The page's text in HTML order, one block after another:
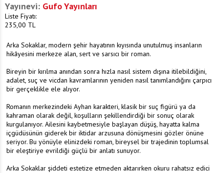
Yayınevi: Gufo Yayınları
Liste Fiyatı:
235,00 TL
Arka Sokaklar, modern şehir hayatının kıyısında unutulmuş insanların
hikâyesini merkeze alan, sert ve sarsıcı bir roman.
Bireyin bir kırılma anından sonra hızla nasıl sistem dışına itilebildiğini,
adalet, suç ve vicdan kavramlarının yeniden nasıl tanımlandığını çarpıcı
bir gerçeklikle ele alıyor.
Romanın merkezindeki Ayhan karakteri, klasik bir suç figürü ya da
kahraman olarak değil, koşulların şekillendirdiği bir sonuç olarak
kurgulanıyor. Ailesini kaybetmesiyle başlayan düşüş, hayatta kalma
içgüdüsünün giderek bir iktidar arzusuna dönüşmesini gözler önüne
seriyor. Bu yönüyle elinizdeki roman, bireysel bir trajedinin toplumsal
bir eleştiriye evrildiği güçlü bir anlatı sunuyor.
Arka Sokaklar şiddeti estetize etmeden aktarırken okuru rahatsız edici